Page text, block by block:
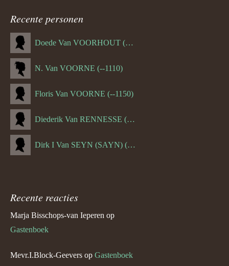
Recente personen
Doede Van VOORHOUT (Van FORNEHOLT) (--1101)
N. Van VOORNE (--1110)
Floris Van VOORNE (--1150)
Diederik Van RENNESSE (--1144)
Dirk I Van SEYN (SAYN) (--1120)
Recente reacties
Marja Bisschops-van Ieperen op
Gastenboek
Mevr.I.Block-Geevers op Gastenboek